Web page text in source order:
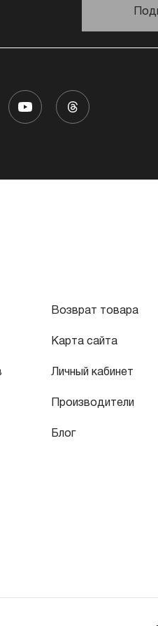
Возврат товара
Карта сайта
Личный кабинет
Производители
Блог